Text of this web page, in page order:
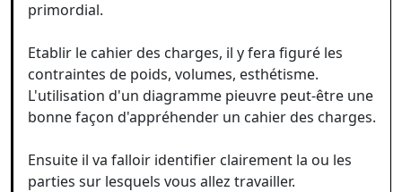
primordial.
Etablir le cahier des charges, il y fera figuré les
contraintes de poids, volumes, esthétisme.
L'utilisation d'un diagramme pieuvre peut-être une
bonne façon d'appréhender un cahier des charges.
Ensuite il va falloir identifier clairement la ou les
parties sur lesquels vous allez travailler.